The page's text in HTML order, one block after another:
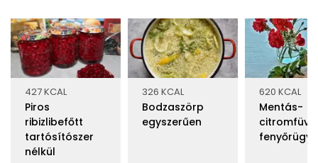
427 KCAL
Piros
ribizlibefőtt
tartósítószer
nélkül
326 KCAL
Bodzaszörp
egyszerűen
620 KCAL
Mentás-